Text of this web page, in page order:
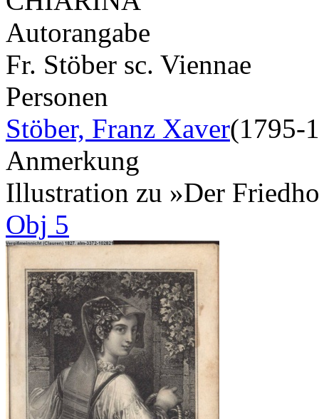
Autorangabe
Fr. Stöber sc. Viennae
Personen
Stöber, Franz Xaver(1795-
Anmerkung
Illustration zu »Der
Obj 5